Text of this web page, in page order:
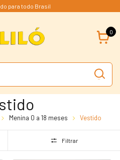
para todo Brasil
0
Menina 0 a 18 meses Vestido
Filtrar